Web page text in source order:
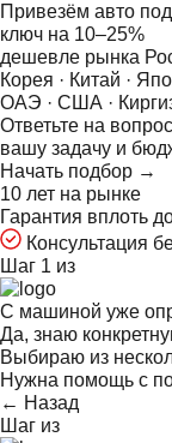
Привезём авто под
ключ на 10–25%
дешевле рынка
Корея · Китай ·
ОАЭ · США ·
Ответьте на
вашу задачу и
Начать подбор →
10 лет на рынке
Гарантия вплоть
Консультация
Шаг 1 из
С машиной уже
Да, знаю
Выбираю из
Нужна помощь с
← Назад
Шаг из